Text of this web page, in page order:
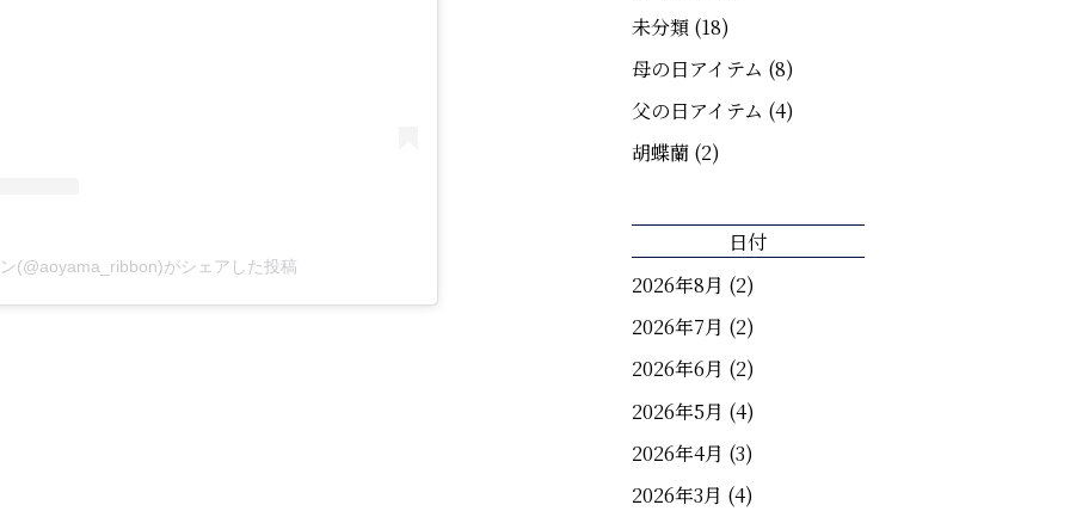
(@aoyama_ribbon)がシェアした投稿
未分類(18)
母の日アイテム (8)
父の日アイテム (4)
胡蝶蘭(2)
日付
2026年8月 (2)
2026年7月 (2)
2026年6月 (2)
2026年5月 (4)
2026年4月 (3)
2026年3月 (4)